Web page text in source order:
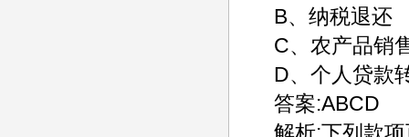
B、纳税退还
C、农产品销
D、个人贷款
答案:ABCD
解析:下列款